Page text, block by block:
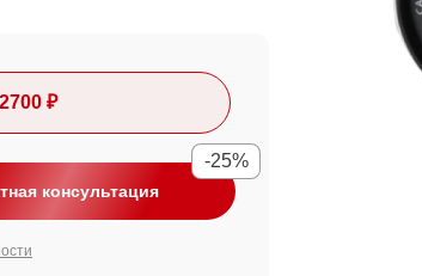
₽
консультация
-25%